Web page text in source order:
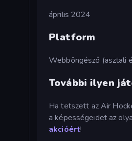
április 2024
Platform
Webböngésző (asztali
További ilyen
Ha tetszett az Air
a képességeidet az
akcióért!